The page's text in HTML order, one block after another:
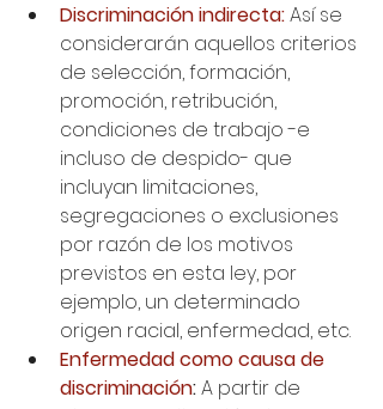
Discriminación indirecta: Así se
considerarán aquellos criterios
de selección, formación,
promoción, retribución,
condiciones de trabajo -e
incluso de despido- que
incluyan limitaciones,
segregaciones o exclusiones
por razón de los motivos
previstos en esta ley, por
ejemplo, un determinado
origen racial, enfermedad, etc.
Enfermedad como causa de
discriminación: A partir de